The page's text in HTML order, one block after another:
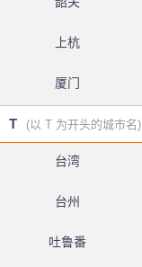
上杭
厦门
T (以 T 为开头的城市名)
台湾
台州
吐鲁番